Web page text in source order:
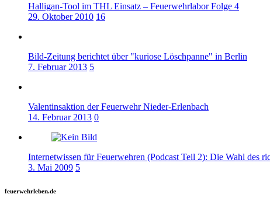
Halligan-Tool im THL Einsatz – Feuerwehrlabor Folge 4
29. Oktober 2010 16
Bild-Zeitung berichtet über "kuriose Löschpanne" in Berlin
7. Februar 2013 5
Valentinsaktion der Feuerwehr Nieder-Erlenbach
14. Februar 2013 0
Internetwissen für Feuerwehren (Podcast Teil 2): Die Wahl des
3. Mai 2009 5
feuerwehrleben.de